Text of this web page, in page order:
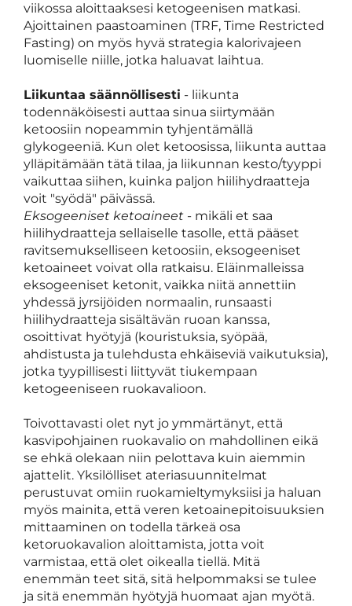
viikossa aloittaaksesi ketogeenisen matkasi.
Ajoittainen paastoaminen (TRF, Time Restricted
Fasting) on myös hyvä strategia kalorivajeen
luomiselle niille, jotka haluavat laihtua.
Liikuntaa säännöllisesti - liikunta
todennäköisesti auttaa sinua siirtymään
ketoosiin nopeammin tyhjentämällä
glykogeeniä. Kun olet ketoosissa, liikunta auttaa
ylläpitämään tätä tilaa, ja liikunnan kesto/tyyppi
vaikuttaa siihen, kuinka paljon hiilihydraatteja
voit "syödä" päivässä.
Eksogeeniset ketoaineet - mikäli et saa
hiilihydraatteja sellaiselle tasolle, että pääset
ravitsemukselliseen ketoosiin, eksogeeniset
ketoaineet voivat olla ratkaisu. Eläinmalleissa
eksogeeniset ketonit, vaikka niitä annettiin
yhdessä jyrsijöiden normaalin, runsaasti
hiilihydraatteja sisältävän ruoan kanssa,
osoittivat hyötyjä (kouristuksia, syöpää,
ahdistusta ja tulehdusta ehkäiseviä vaikutuksia),
jotka tyypillisesti liittyvät tiukempaan
ketogeeniseen ruokavalioon.
Toivottavasti olet nyt jo ymmärtänyt, että
kasvipohjainen ruokavalio on mahdollinen eikä
se ehkä olekaan niin pelottava kuin aiemmin
ajattelit. Yksilölliset ateriasuunnitelmat
perustuvat omiin ruokamieltymyksiisi ja haluan
myös mainita, että veren ketoainepitoisuuksien
mittaaminen on todella tärkeä osa
ketoruokavalion aloittamista, jotta voit
varmistaa, että olet oikealla tiellä. Mitä
enemmän teet sitä, sitä helpommaksi se tulee
ja sitä enemmän hyötyjä huomaat ajan myötä.